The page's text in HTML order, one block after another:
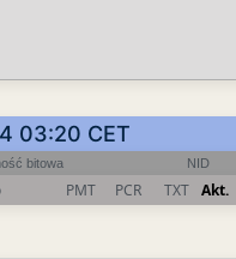
03:20 CET
bitowa NID
PMT PCR TXT Akt.